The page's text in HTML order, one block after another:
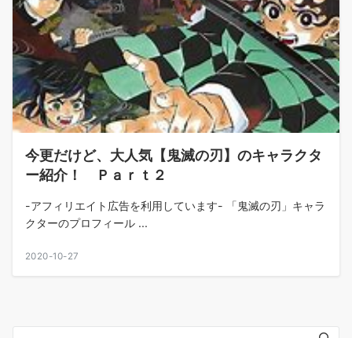
今更だけど、大人気【鬼滅の刃】のキャラクタ
ー紹介！ Ｐａｒｔ２
-アフィリエイト広告を利用しています- 「鬼滅の刃」キャラ
クターのプロフィール ...
2020-10-27